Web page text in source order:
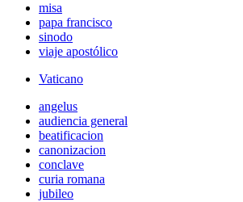
misa
papa francisco
sinodo
viaje apostólico
Vaticano
angelus
audiencia general
beatificacion
canonizacion
conclave
curia romana
jubileo